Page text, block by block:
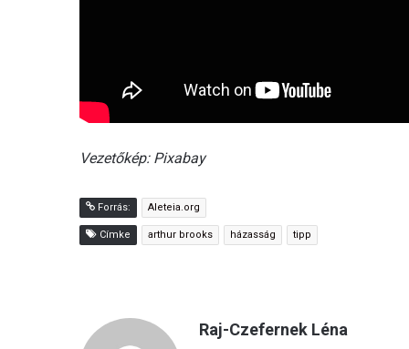
Vezetőkép: Pixabay
Forrás: Aleteia.org
Címke arthur brooks házasság tipp
Raj-Czefernek Léna